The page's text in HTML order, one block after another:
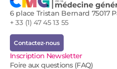
6 place Tristan Bernard 75017
+ 33 (1) 47 45 13 55
Contactez-nous
Inscription Newsletter
Foire aux questions (FAQ)